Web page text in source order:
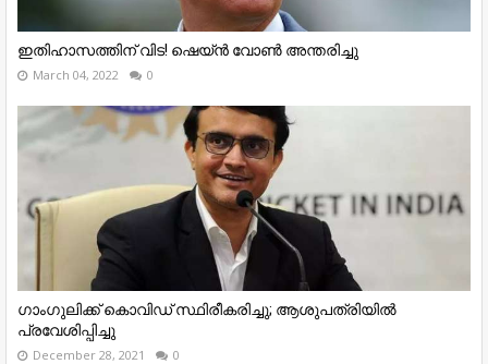
ഇതിഹാസത്തിന് വിട! ഷെയ്ൻ വോൺ അന്തരിച്ചു
March 04, 2022 0
ഗാംഗുലിക്ക് കൊവിഡ് സ്ഥിരീകരിച്ചു; ആശുപത്രിയിൽ
പ്രവേശിപ്പിച്ചു
December 28, 2021 0